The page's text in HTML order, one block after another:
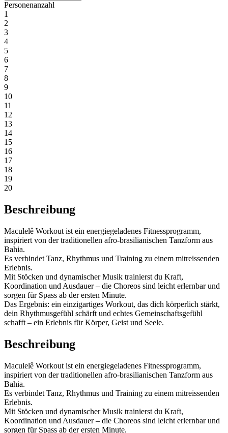
Personenanzahl
1
2
3
4
5
6
7
8
9
10
11
12
13
14
15
16
17
18
19
20
Beschreibung
Maculelê Workout ist ein energiegeladenes Fitnessprogramm,
inspiriert von der traditionellen afro-brasilianischen Tanzform aus
Bahia.
Es verbindet Tanz, Rhythmus und Training zu einem mitreissenden
Erlebnis.
Mit Stöcken und dynamischer Musik trainierst du Kraft,
Koordination und Ausdauer – die Choreos sind leicht erlernbar und
sorgen für Spass ab der ersten Minute.
Das Ergebnis: ein einzigartiges Workout, das dich körperlich stärkt,
dein Rhythmusgefühl schärft und echtes Gemeinschaftsgefühl
schafft – ein Erlebnis für Körper, Geist und Seele.
Beschreibung
Maculelê Workout ist ein energiegeladenes Fitnessprogramm,
inspiriert von der traditionellen afro-brasilianischen Tanzform aus
Bahia.
Es verbindet Tanz, Rhythmus und Training zu einem mitreissenden
Erlebnis.
Mit Stöcken und dynamischer Musik trainierst du Kraft,
Koordination und Ausdauer – die Choreos sind leicht erlernbar und
sorgen für Spass ab der ersten Minute.